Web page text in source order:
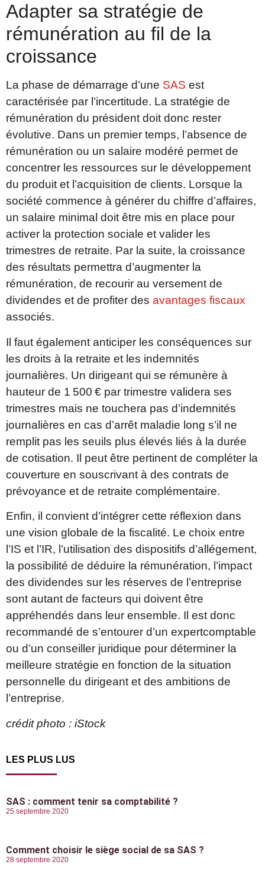
Adapter sa stratégie de
rémunération au fil de la
croissance
La phase de démarrage d’une SAS est
caractérisée par l’incertitude. La stratégie de
rémunération du président doit donc rester
évolutive. Dans un premier temps, l’absence de
rémunération ou un salaire modéré permet de
concentrer les ressources sur le développement
du produit et l’acquisition de clients. Lorsque la
société commence à générer du chiffre d’affaires,
un salaire minimal doit être mis en place pour
activer la protection sociale et valider les
trimestres de retraite. Par la suite, la croissance
des résultats permettra d’augmenter la
rémunération, de recourir au versement de
dividendes et de profiter des avantages fiscaux
associés.
Il faut également anticiper les conséquences sur
les droits à la retraite et les indemnités
journalières. Un dirigeant qui se rémunère à
hauteur de 1 500 € par trimestre validera ses
trimestres mais ne touchera pas d’indemnités
journalières en cas d’arrêt maladie long s’il ne
remplit pas les seuils plus élevés liés à la durée
de cotisation. Il peut être pertinent de compléter la
couverture en souscrivant à des contrats de
prévoyance et de retraite complémentaire.
Enfin, il convient d’intégrer cette réflexion dans
une vision globale de la fiscalité. Le choix entre
l’IS et l’IR, l’utilisation des dispositifs d’allégement,
la possibilité de déduire la rémunération, l’impact
des dividendes sur les réserves de l’entreprise
sont autant de facteurs qui doivent être
appréhendés dans leur ensemble. Il est donc
recommandé de s’entourer d’un expertcomptable
ou d’un conseiller juridique pour déterminer la
meilleure stratégie en fonction de la situation
personnelle du dirigeant et des ambitions de
l’entreprise.
crédit photo : iStock
LES PLUS LUS
SAS : comment tenir sa comptabilité ?
25 septembre 2020
Comment choisir le siège social de sa SAS ?
28 septembre 2020